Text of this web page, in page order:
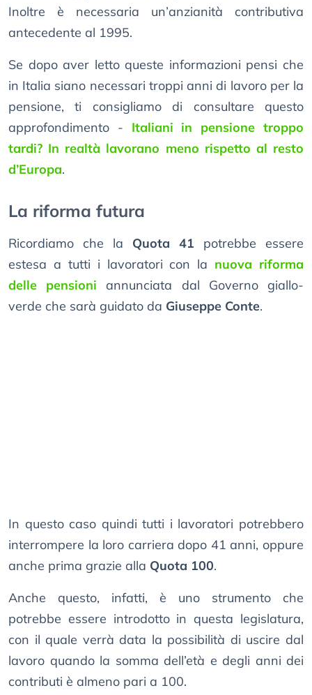
Inoltre è necessaria un’anzianità contributiva
antecedente al 1995.
Se dopo aver letto queste informazioni pensi che
in Italia siano necessari troppi anni di lavoro per la
pensione, ti consigliamo di consultare questo
approfondimento - Italiani in pensione troppo
tardi? In realtà lavorano meno rispetto al resto
d’Europa.
La riforma futura
Ricordiamo che la Quota 41 potrebbe essere
estesa a tutti i lavoratori con la nuova riforma
delle pensioni annunciata dal Governo giallo-
verde che sarà guidato da Giuseppe Conte.
In questo caso quindi tutti i lavoratori potrebbero
interrompere la loro carriera dopo 41 anni, oppure
anche prima grazie alla Quota 100.
Anche questo, infatti, è uno strumento che
potrebbe essere introdotto in questa legislatura,
con il quale verrà data la possibilità di uscire dal
lavoro quando la somma dell’età e degli anni dei
contributi è almeno pari a 100.